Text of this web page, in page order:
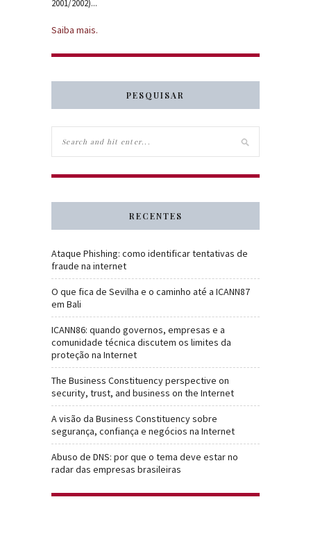
2001/2002)...
Saiba mais.
PESQUISAR
RECENTES
Ataque Phishing: como identificar tentativas de
fraude na internet
O que fica de Sevilha e o caminho até a ICANN87
em Bali
ICANN86: quando governos, empresas e a
comunidade técnica discutem os limites da
proteção na Internet
The Business Constituency perspective on
security, trust, and business on the Internet
A visão da Business Constituency sobre
segurança, confiança e negócios na Internet
Abuso de DNS: por que o tema deve estar no
radar das empresas brasileiras